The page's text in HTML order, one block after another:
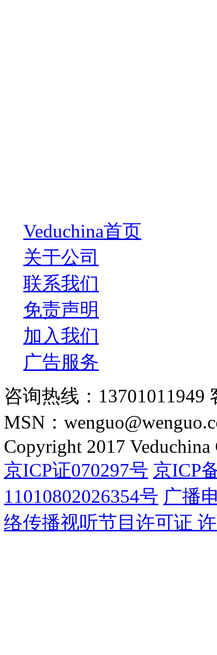
Veduchina首页
关于公司
联系我们
免责声明
加入我们
广告服务
咨询热线：13701011949
MSN：
Copyright 2017
京ICP证070297号 京ICP
11010802026354号 广播
络传播视听节目许可证